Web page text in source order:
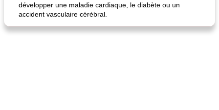
développer une maladie cardiaque, le diabète ou un
accident vasculaire cérébral.